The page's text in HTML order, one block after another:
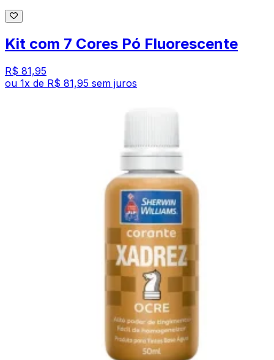
Kit com 7 Cores Pó Fluorescente
R$ 81,95
ou 1x de R$ 81,95 sem juros